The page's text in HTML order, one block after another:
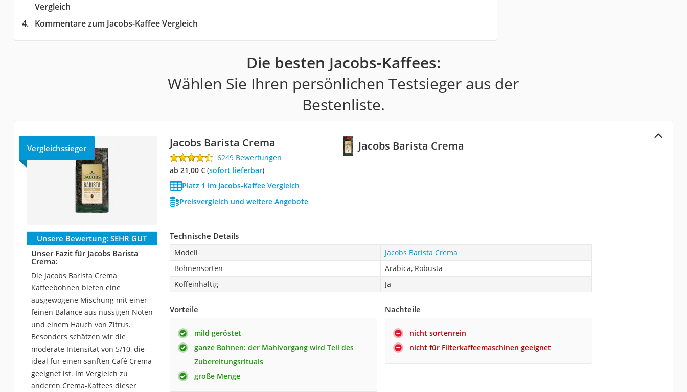
Vergleich
Kommentare zum Jacobs-Kaffee Vergleich
Die besten Jacobs-Kaffees:
Wählen Sie Ihren persönlichen Testsieger aus der
Bestenliste.
Jacobs Barista Crema
Vergleichssieger Jacobs Barista Crema
6249 Bewertungen
ab 21,00 €( Sofort lieferbar)
Platz 1 im Jacobs-Kaffee Vergleich
Preisvergleich und weitere Angebote
Unsere Bewertung: SEHR GUT
Unser Fazit für Jacobs Barista
Crema:
Die Jacobs Barista Crema
Kaffeebohnen bieten eine
ausgewogene Mischung mit einer
feinen Balance aus nussigen Noten
und einem Hauch von Zitrus.
Besonders schätzen wir die
moderate Intensität von 5/10, die
ideal für einen sanften Café Crema
geeignet ist. Im Vergleich zu
anderen Crema-Kaffees dieser
Technische Details
Modell
Jacobs Barista Crema
Bohnensorten
Arabica, Robusta
Koffeinhaltig
Ja
Vorteile
mild geröstet
ganze Bohnen: der Mahlvorgang wird Teil des
Zubereitungsrituals
große Menge
Nachteile
nicht sortenrein
nicht für Filterkaffeemaschinen geeignet